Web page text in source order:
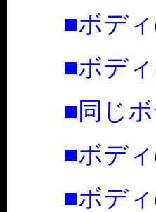
■ボデ
■ボデ
■同じ
■ボデ
■ボデ